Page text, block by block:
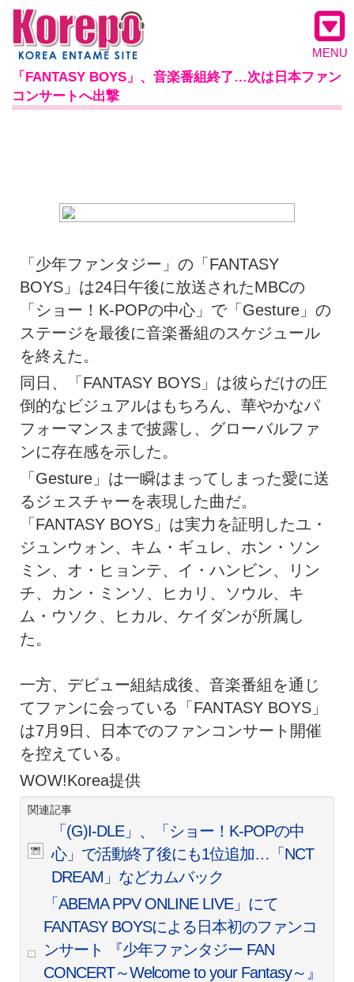
MENU
「FANTASY BOYS」、音楽番組終了…次は日本ファン
コンサートへ出撃
「少年ファンタジー」の「FANTASY
BOYS」は24日午後に放送されたMBCの
「ショー！K-POPの中心」で「Gesture」の
ステージを最後に音楽番組のスケジュール
を終えた。
同日、「FANTASY BOYS」は彼らだけの圧
倒的なビジュアルはもちろん、華やかなパ
フォーマンスまで披露し、グローバルファ
ンに存在感を示した。
「Gesture」は一瞬はまってしまった愛に送
るジェスチャーを表現した曲だ。
「FANTASY BOYS」は実力を証明したユ・
ジュンウォン、キム・ギュレ、ホン・ソン
ミン、オ・ヒョンテ、イ・ハンビン、リン
チ、カン・ミンソ、ヒカリ、ソウル、キ
ム・ウソク、ヒカル、ケイダンが所属し
た。
一方、デビュー組結成後、音楽番組を通じ
てファンに会っている「FANTASY BOYS」
は7月9日、日本でのファンコンサート開催
を控えている。
WOW!Korea提供
関連記事
「(G)I-DLE」、「ショー！K-POPの中
心」で活動終了後にも1位追加…「NCT
DREAM」などカムバック
「ABEMA PPV ONLINE LIVE」にて
FANTASY BOYSによる日本初のファンコ
ンサート 『少年ファンタジー FAN
CONCERT～Welcome to your Fantasy～』